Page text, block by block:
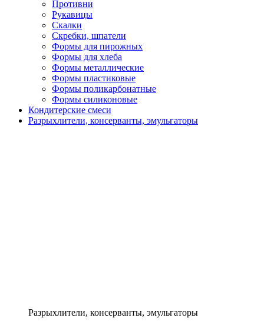
Противни
Рукавицы
Скалки
Скребки, шпатели
Формы для пирожных
Формы для хлеба
Формы металлические
Формы пластиковые
Формы поликарбонатные
Формы силиконовые
Кондитерские смеси
Разрыхлители, консерванты, эмульгаторы
Разрыхлители, консерванты, эмульгаторы